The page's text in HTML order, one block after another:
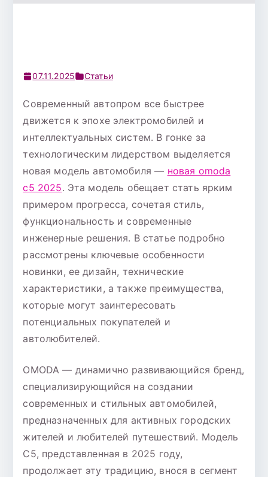
07.11.2025 Статьи
Современный автопром все быстрее
движется к эпохе электромобилей и
интеллектуальных систем. В гонке за
технологическим лидерством выделяется
новая модель автомобиля — новая omoda
c5 2025. Эта модель обещает стать ярким
примером прогресса, сочетая стиль,
функциональность и современные
инженерные решения. В статье подробно
рассмотрены ключевые особенности
новинки, ее дизайн, технические
характеристики, а также преимущества,
которые могут заинтересовать
потенциальных покупателей и
автолюбителей.
OMODA — динамично развивающийся бренд,
специализирующийся на создании
современных и стильных автомобилей,
предназначенных для активных городских
жителей и любителей путешествий. Модель
C5, представленная в 2025 году,
продолжает эту традицию, внося в сегмент